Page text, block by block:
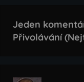
Jeden
Přivolávání